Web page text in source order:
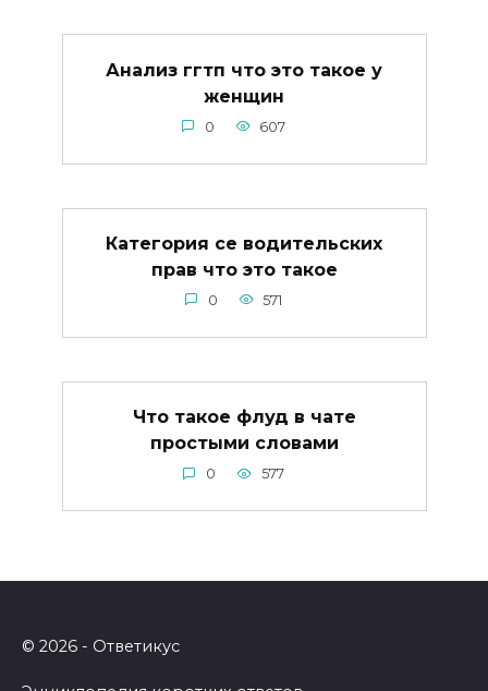
Анализ ггтп что это такое у
женщин
0 607
Категория се водительских
прав что это такое
0 571
Что такое флуд в чате
простыми словами
0 577
© 2026 - Ответикус